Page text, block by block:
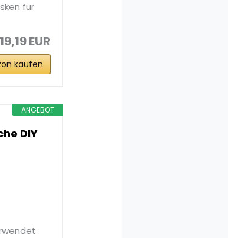
für
19,19 EUR
kaufen
ANGEBOT
DIY